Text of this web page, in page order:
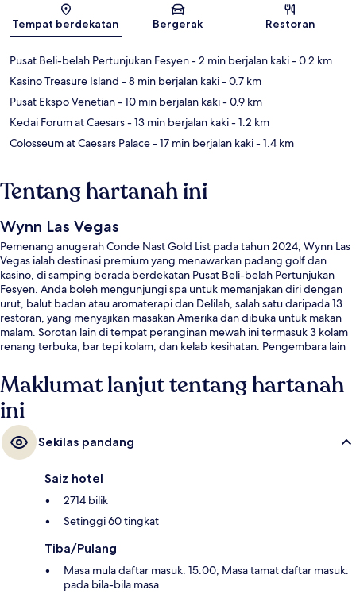
Peta
Tempat berdekatan Bergerak Restoran
Pusat Beli-belah Pertunjukan Fesyen- 2 min berjalan kaki- 0.2 km
Kasino Treasure Island - 8 min berjalan kaki- 0.7 km
Pusat Ekspo Venetian- 10 min berjalan kaki- 0.9 km
Kedai Forum at Caesars- 13 min berjalan kaki- 1.2 km
Colosseum at Caesars Palace- 17 min berjalan kaki- 1.4 km
Tentang hartanah ini
Wynn Las Vegas
Pemenang anugerah Conde Nast Gold List pada tahun 2024, Wynn Las
Vegas ialah destinasi premium yang menawarkan padang golf dan
kasino, di samping berada berdekatan Pusat Beli-belah Pertunjukan
Fesyen. Anda boleh mengunjungi spa untuk memanjakan diri dengan
urut, balut badan atau aromaterapi dan Delilah, salah satu daripada 13
restoran, yang menyajikan masakan Amerika dan dibuka untuk makan
malam. Sorotan lain di tempat peranginan mewah ini termasuk 3 kolam
renang terbuka, bar tepi kolam, dan kelab kesihatan. Pengembara lain
Maklumat lanjut tentang hartanah
ini
Sekilas pandang
Saiz hotel
2714 bilik
Setinggi 60 tingkat
Tiba/Pulang
Masa mula daftar masuk: 15:00; Masa tamat daftar masuk:
pada bila-bila masa